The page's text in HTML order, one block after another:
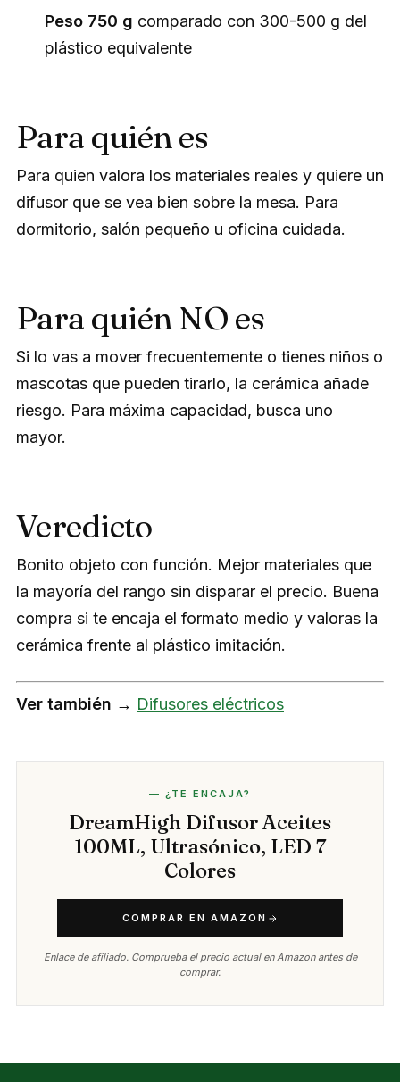
Peso 750 g comparado con 300-500 g del
plástico equivalente
Para quién es
Para quien valora los materiales reales y quiere un
difusor que se vea bien sobre la mesa. Para
dormitorio, salón pequeño u oficina cuidada.
Para quién NO es
Si lo vas a mover frecuentemente o tienes niños o
mascotas que pueden tirarlo, la cerámica añade
riesgo. Para máxima capacidad, busca uno
mayor.
Veredicto
Bonito objeto con función. Mejor materiales que
la mayoría del rango sin disparar el precio. Buena
compra si te encaja el formato medio y valoras la
cerámica frente al plástico imitación.
Ver también → Difusores eléctricos
— ¿TE ENCAJA?
DreamHigh Difusor Aceites
100ML, Ultrasónico, LED 7
Colores
COMPRAR EN AMAZON
Enlace de afiliado. Comprueba el precio actual en Amazon antes de
comprar.